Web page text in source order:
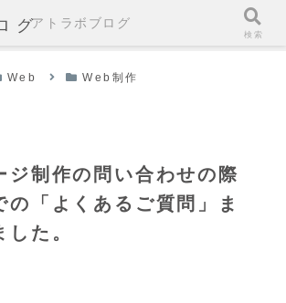
グ
Web Web制作
ジ制作の問い合わせの際
の「よくあるご質問」ま
した。
アトラボブログ
検索